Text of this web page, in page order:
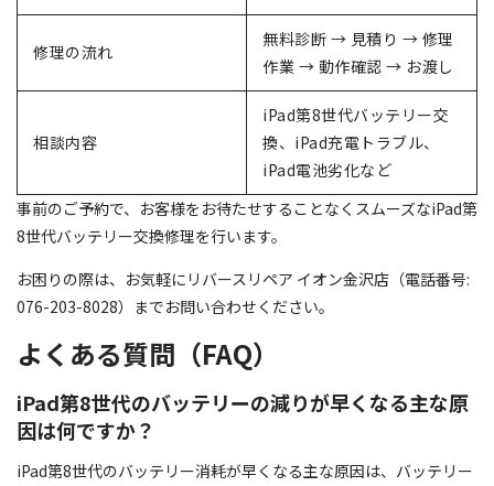
修理の流れ
無料診断 → 見積り → 修理
作業 → 動作確認 → お渡し
相談内容
iPad第8世代バッテリー交
換、iPad充電トラブル、
iPad電池劣化など
事前のご予約で、お客様をお待たせすることなくスムーズなiPad第
8世代バッテリー交換修理を行います。
お困りの際は、お気軽にリバースリペア イオン金沢店（電話番号:
076-203-8028）までお問い合わせください。
よくある質問（FAQ）
iPad第8世代のバッテリーの減りが早くなる主な原
因は何ですか？
iPad第8世代のバッテリー消耗が早くなる主な原因は、バッテリー